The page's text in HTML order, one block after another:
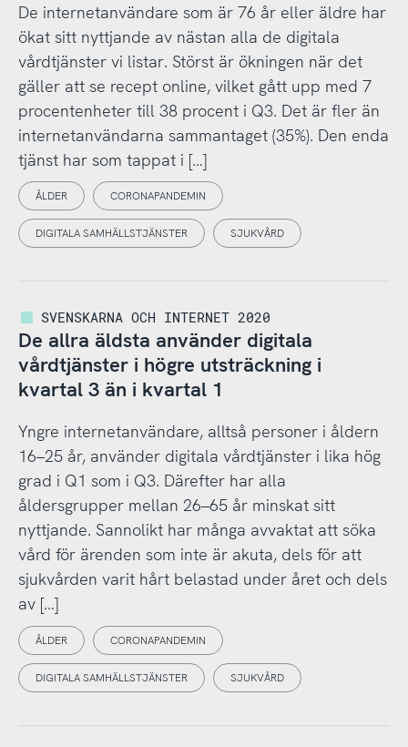
De internetanvändare som är 76 år eller äldre har
ökat sitt nyttjande av nästan alla de digitala
vårdtjänster vi listar. Störst är ökningen när det
gäller att se recept online, vilket gått upp med 7
procentenheter till 38 procent i Q3. Det är fler än
internetanvändarna sammantaget (35%). Den enda
tjänst har som tappat i […]
ÅLDER CORONAPANDEMIN
DIGITALA SAMHÄLLSTJÄNSTER SJUKVÅRD
SVENSKARNA OCH INTERNET 2020
De allra äldsta använder digitala
vårdtjänster i högre utsträckning i
kvartal 3 än i kvartal 1
Yngre internetanvändare, alltså personer i åldern
16–25 år, använder digitala vårdtjänster i lika hög
grad i Q1 som i Q3. Därefter har alla
åldersgrupper mellan 26–65 år minskat sitt
nyttjande. Sannolikt har många avvaktat att söka
vård för ärenden som inte är akuta, dels för att
sjukvården varit hårt belastad under året och dels
av […]
ÅLDER CORONAPANDEMIN
DIGITALA SAMHÄLLSTJÄNSTER SJUKVÅRD